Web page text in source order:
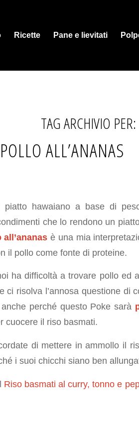
Ricette Pane e lievitati
TAG ARCHIVIO PER:
ALL’ANANAS
hawaiano a base di
che lo rendono un
è una mia
il pollo come fonte di proteine.
ha difficoltà a trovare pollo ed
ci risolva l’annosa questione di
perché questo Poke sarà
cuocere il riso basmati.
di mettere in ammollo il
i suoi chicchi siano ben
Riso basmati al curry, tonno e